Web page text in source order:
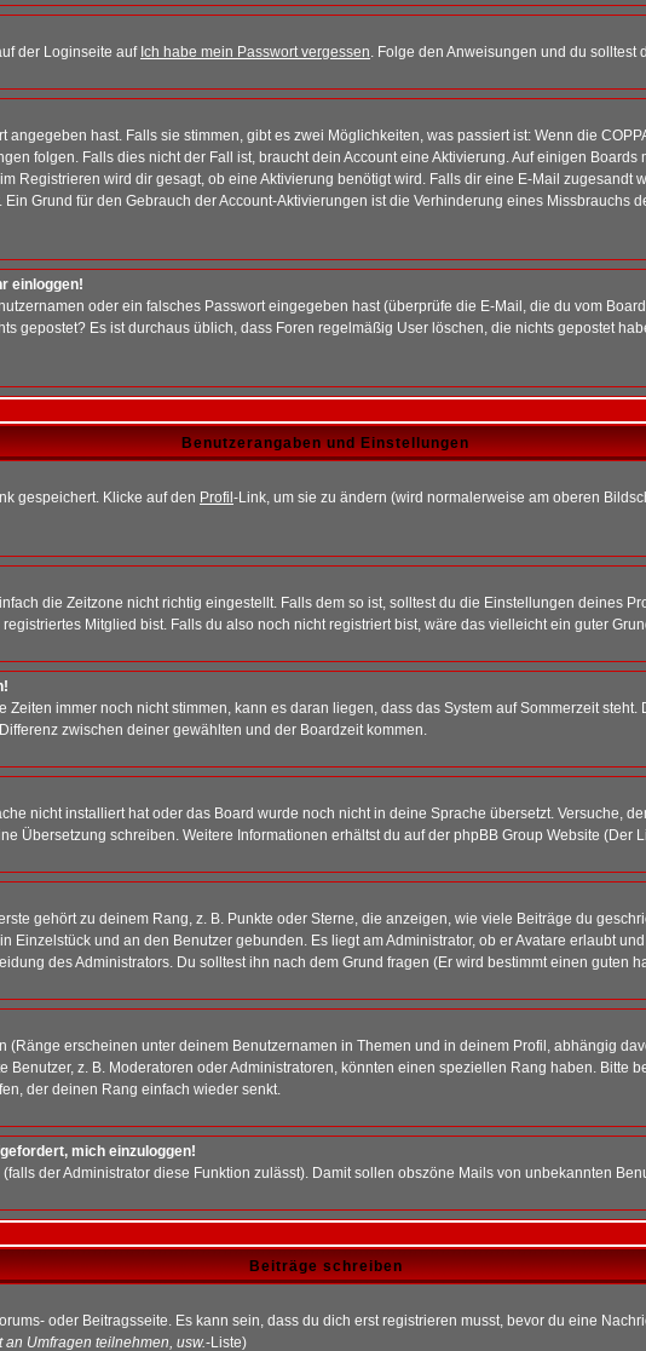
der Loginseite auf Ich habe mein Passwort vergessen. Folge den Anweisungen und du
hast. Falls sie stimmen, gibt es zwei Möglichkeiten, was passiert ist: Wenn die
folgen. Falls dies nicht der Fall ist, braucht dein Account eine Aktivierung. Auf einigen
Registrieren wird dir gesagt, ob eine Aktivierung benötigt wird. Falls dir eine E-Mail
Grund für den Gebrauch der Account-Aktivierungen ist die Verhinderung eines Missbrauchs
einloggen!
oder ein falsches Passwort eingegeben hast (überprüfe die E-Mail, die du vom
gepostet? Es ist durchaus üblich, dass Foren regelmäßig User löschen, die nichts gepostet
Benutzerangaben und Einstellungen
gespeichert. Klicke auf den Profil -Link, um sie zu ändern (wird normalerweise am oberen
die Zeitzone nicht richtig eingestellt. Falls dem so ist, solltest du die Einstellungen deines
Mitglied bist. Falls du also noch nicht registriert bist, wäre das vielleicht ein guter
immer noch nicht stimmen, kann es daran liegen, dass das System auf Sommerzeit
zwischen deiner gewählten und der Boardzeit kommen.
nicht installiert hat oder das Board wurde noch nicht in deine Sprache übersetzt. Versuche,
Übersetzung schreiben. Weitere Informationen erhältst du auf der phpBB Group Website (Der
gehört zu deinem Rang, z. B. Punkte oder Sterne, die anzeigen, wie viele Beiträge du
Einzelstück und an den Benutzer gebunden. Es liegt am Administrator, ob er Avatare erlaubt
des Administrators. Du solltest ihn nach dem Grund fragen (Er wird bestimmt einen guten
erscheinen unter deinem Benutzernamen in Themen und in deinem Profil, abhängig
z. B. Moderatoren oder Administratoren, könnten einen speziellen Rang haben. Bitte
der deinen Rang einfach wieder senkt.
mich einzuloggen!
der Administrator diese Funktion zulässt). Damit sollen obszöne Mails von unbekannten
Beiträge schreiben
oder Beitragsseite. Es kann sein, dass du dich erst registrieren musst, bevor du eine
Umfragen teilnehmen, usw.-Liste)